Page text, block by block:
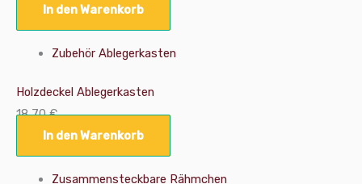
In den Warenkorb
Zubehör Ablegerkasten
Holzdeckel Ablegerkasten
18,70€
In den Warenkorb
Zusammensteckbare Rähmchen